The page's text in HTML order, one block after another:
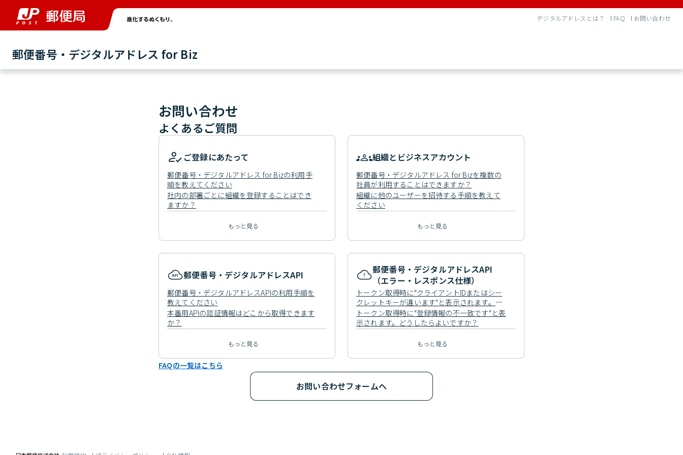
デジタルアドレスとは？ FAQ お問い合わせ
郵便番号・デジタルアドレス for Biz
お問い合わせ
よくあるご質問
ご登録にあたって
郵便番号・デジタルアドレス for Bizの利用手
順を教えてください
社内の部署ごとに組織を登録することはでき
ますか？
もっと見る
組織とビジネスアカウント
郵便番号・デジタルアドレス for Bizを複数の
社員が利用することはできますか？
組織に他のユーザーを招待する手順を教えて
ください
もっと見る
郵便番号・デジタルアドレスAPI
郵便番号・デジタルアドレスAPIの利用手順を
教えてください
本番用APIの認証情報はどこから取得できます
か？
もっと見る
郵便番号・デジタルアドレスAPI
（エラー・レスポンス仕様）
トークン取得時に"クライアントIDまたはシー
クレットキーが違います"と表示されます。ど
うしたらよいですか？
トークン取得時に"登録情報の不一致です"と表
示されます。どうしたらよいですか？
もっと見る
FAQの一覧はこちら
お問い合わせフォームへ